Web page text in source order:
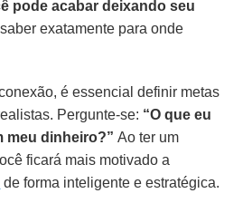
pode acabar deixando seu
exatamente para onde
é essencial definir metas
Pergunte-se: “O que eu
meu dinheiro?”Ao ter um
ficará mais motivado a
de forma inteligente e estratégica.